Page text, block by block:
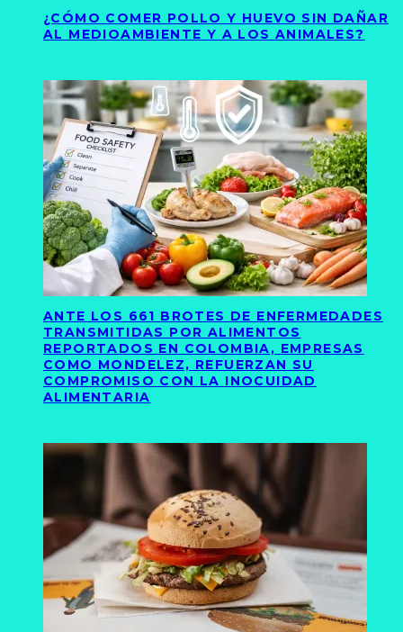
¿CÓMO COMER POLLO Y HUEVO SIN DAÑAR
AL MEDIOAMBIENTE Y A LOS ANIMALES?
ANTE LOS 661 BROTES DE ENFERMEDADES
TRANSMITIDAS POR ALIMENTOS
REPORTADOS EN COLOMBIA, EMPRESAS
COMO MONDELEZ, REFUERZAN SU
COMPROMISO CON LA INOCUIDAD
ALIMENTARIA